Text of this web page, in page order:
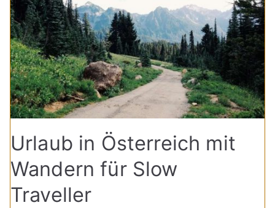
Urlaub in Österreich mit
Wandern für Slow
Traveller